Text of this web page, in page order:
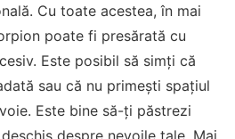
Cu toate acestea, în mai
poate fi presărată cu
Este posibil să simți că
sau că nu primești spațiul
Este bine să-ți păstrezi
despre nevoile tale. Mai